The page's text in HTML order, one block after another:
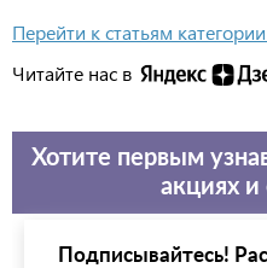
Перейти к статьям
Читайте нас в
Хотите первым
акциях и
Подписывайтесь!